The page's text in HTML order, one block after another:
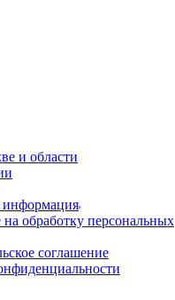
и области
информация
обработку персональных
соглашение